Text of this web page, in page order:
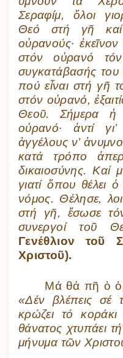
Σεραφίμ, ὅλοι
Θεό στή γῆ
οὐρανούς·
στόν οὐρανό τόν
συγκατάβασής του
πού εἶναι στή γῆ
στόν οὐρανό,
Θεοῦ. Σήμερα ἡ
οὐρανό· ἀντί
ἀγγέλους ν’
κατά τρόπο
δικαιοσύνης. Καί
γιατί ὅπου θέλει
νόμος. Θέλησε,
στή γῆ, ἔσωσε
συνεργοί τοῦ
Γενέθλιον τοῦ
Χριστοῦ).
Μά θά πῆ ὁ
«Δέν βλέπεις σέ
κρώζει τό
θάνατος χτυπάει
μήνυμα τῶν